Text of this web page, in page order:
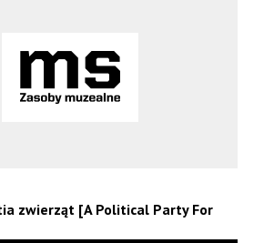
zwierząt [A Political Party For